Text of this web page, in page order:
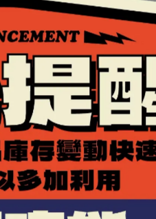
眼又安全，用腳踩也不會
爽乾燥。
率。